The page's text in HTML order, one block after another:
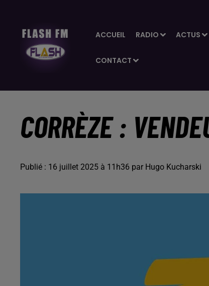
ACCUEIL RADIO ACTUS
CONTACT
CORRÈZE :
Publié : 16 juillet 2025 à 11h36 par Hugo Kucharski